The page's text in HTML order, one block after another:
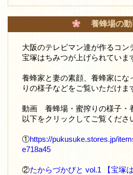
養蜂場の
大阪のテレビマン達が作るコン
宝塚はちみつが上げられていま
養蜂家と妻の素顔、養蜂家にな
りの様子などをご覧いただけま
動画 養蜂場・蜜搾りの様子・
以下をクリックしてご覧くださ
①https://pukusuke.stores.jp/
e718a45
②たからづかびと vol.1 【宝塚